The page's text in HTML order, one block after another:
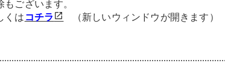
ございます。
くは コチラ （新しいウィンドウが開きます）